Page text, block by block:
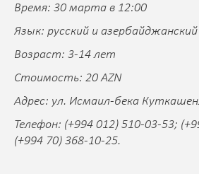
Время: 30 марта в 12:00
Язык: русский и азербайджанский
Возраст: 3-14 лет
Стоимость: 20 AZN
Адрес: ул. Исмаил-бека
Телефон: (+994 012) 510-03-53;
(+994 70) 368-10-25.